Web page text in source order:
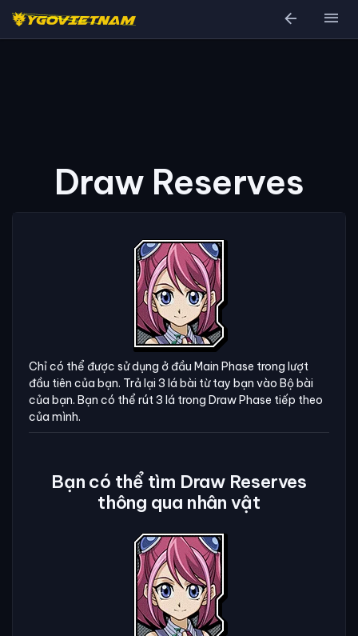
arrow_back menu
Draw Reserves
Chỉ có thể được sử dụng ở đầu Main Phase trong lượt
đầu tiên của bạn. Trả lại 3 lá bài từ tay bạn vào Bộ bài
của bạn. Bạn có thể rút 3 lá trong Draw Phase tiếp theo
của mình.
Bạn có thể tìm Draw Reserves
thông qua nhân vật